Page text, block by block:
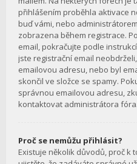
přihlášením proběhla aktivace
buď vámi, nebo
zobrazena během registrace.
email, pokračujte podle
jste registrační email
emailovou adresu, nebo byl
skončil ve složce se spamy.
správnou emailovou adresu,
kontaktovat administrátora fóra.
Proč se nemůžu přihlásit?
Existuje několik důvodů, proč k